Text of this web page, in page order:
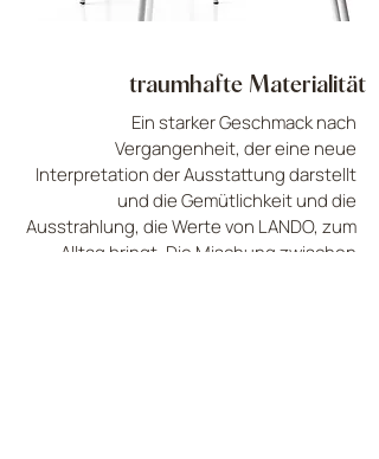
traumhafte Materialität
Ein starker Geschmack nach
Vergangenheit, der eine neue
Interpretation der Ausstattung darstellt
und die Gemütlichkeit und die
Ausstrahlung, die Werte von LANDO, zum
Alltag bringt. Die Mischung zwischen